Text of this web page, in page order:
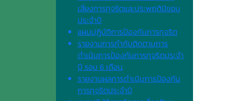
เสี่ยงการทุจริตและประพฤติมิชอบ
ประจำปี
แผนปฏิบัติการป้องกันการทุจริต
รายงานการกำกับติดตามการ
ดำเนินการป้องกันการทุจริตประจำ
ปี รอบ 6 เดือน
รายงานผลการดำเนินการป้องกัน
การทุจริตประจำปี